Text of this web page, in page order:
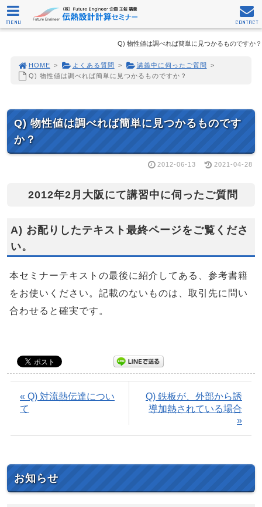
Q) 物性値は調べれば簡単に見つかるものですか？
HOME > よくある質問 > 講義中に伺ったご質問
>
Q) 物性値は調べれば簡単に見つかるものですか？
Q) 物性値は調べれば簡単に見つかるものです
か？
2012-06-13 2021-04-28
2012年2月大阪にて講習中に伺ったご質問
A) お配りしたテキスト最終ページをご覧くださ
い。
本セミナーテキストの最後に紹介してある、参考書籍
をお使いください。記載のないものは、取引先に問い
合わせると確実です。
« Q) 対流熱伝達につい
て
Q) 鉄板が、外部から誘
導加熱されている場合
»
お知らせ
MENU CONTACT